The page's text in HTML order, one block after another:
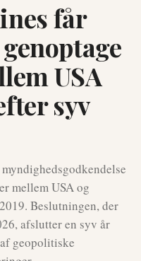
får
USA
syv
mellem USA og
Beslutningen, der
afslutter en syv år
geopolitiske